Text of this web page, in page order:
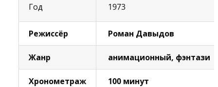
Год 1973
Режиссёр Роман Давыдов
Жанр анимационный, фэнтази
Хронометраж 100 минут